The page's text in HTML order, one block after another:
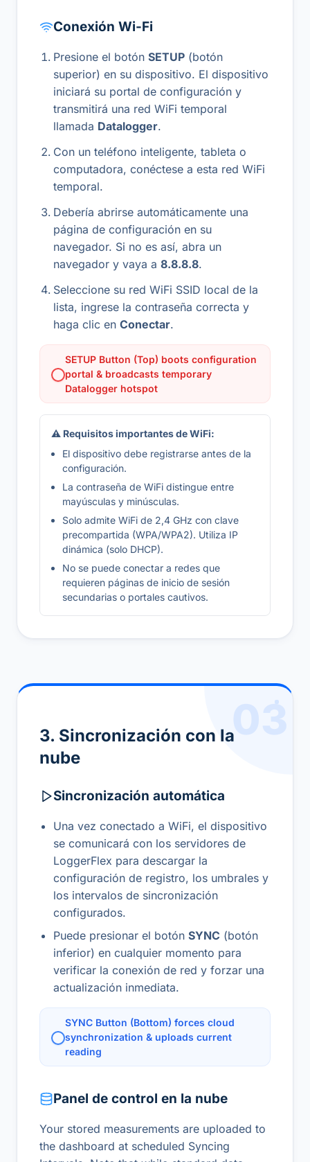
Conexión Wi-Fi
Presione el botón SETUP (botón
superior) en su dispositivo. El dispositivo
iniciará su portal de configuración y
transmitirá una red WiFi temporal
llamada Datalogger.
Con un teléfono inteligente, tableta o
computadora, conéctese a esta red WiFi
temporal.
Debería abrirse automáticamente una
página de configuración en su
navegador. Si no es así, abra un
navegador y vaya a 8.8.8.8.
Seleccione su red WiFi SSID local de la
lista, ingrese la contraseña correcta y
haga clic en Conectar.
SETUP Button (Top) boots configuration
portal & broadcasts temporary
Datalogger hotspot
⚠ Requisitos importantes de WiFi:
El dispositivo debe registrarse antes de la
configuración.
La contraseña de WiFi distingue entre
mayúsculas y minúsculas.
Solo admite WiFi de 2,4 GHz con clave
precompartida (WPA/WPA2). Utiliza IP
dinámica (solo DHCP).
No se puede conectar a redes que
requieren páginas de inicio de sesión
secundarias o portales cautivos.
03
3. Sincronización con la
nube
Sincronización automática
Una vez conectado a WiFi, el dispositivo
se comunicará con los servidores de
LoggerFlex para descargar la
configuración de registro, los umbrales y
los intervalos de sincronización
configurados.
Puede presionar el botón SYNC (botón
inferior) en cualquier momento para
verificar la conexión de red y forzar una
actualización inmediata.
SYNC Button (Bottom) forces cloud
synchronization & uploads current
reading
Panel de control en la nube
Your stored measurements are uploaded to
the dashboard at scheduled Syncing